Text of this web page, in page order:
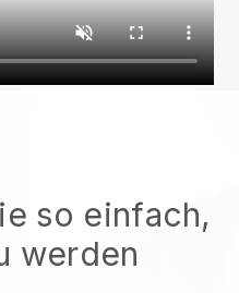
so einfach,
werden